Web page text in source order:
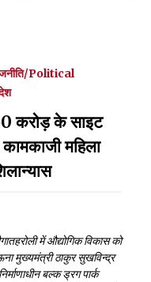
Political
करोड़ के साइट
महिला
में औद्योगिक विकास को
मुख्यमंत्री ठाकुर सुखविन्द्र
बल्क ड्रग पार्क